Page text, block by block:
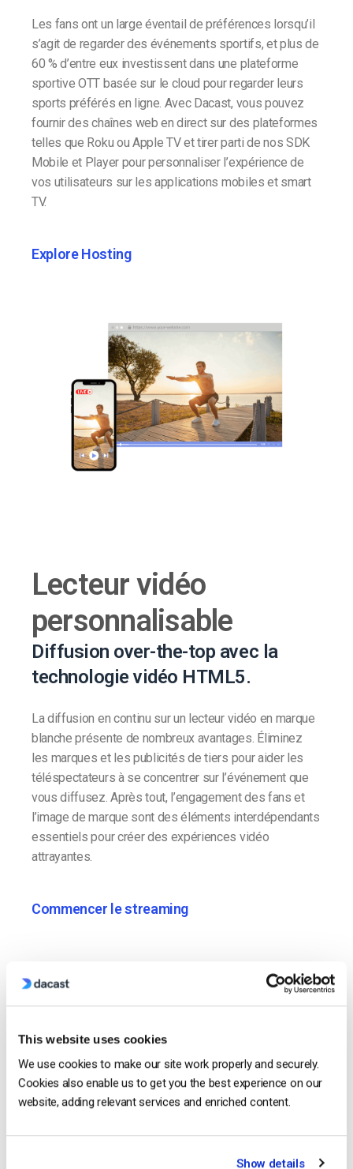
This website uses cookies
We use cookies to make our site work properly and securely.
Cookies also enable us to get you the best experience on our
website, adding relevant services and enriched content.
Show details
Les fans ont un large éventail de préférences lorsqu’il
s’agit de regarder des événements sportifs, et plus de
60 % d’entre eux investissent dans une plateforme
sportive OTT basée sur le cloud pour regarder leurs
sports préférés en ligne. Avec Dacast, vous pouvez
fournir des chaînes web en direct sur des plateformes
telles que Roku ou Apple TV et tirer parti de nos SDK
Mobile et Player pour personnaliser l’expérience de
vos utilisateurs sur les applications mobiles et smart
TV.
Explore Hosting
Lecteur vidéo
personnalisable
Diffusion over-the-top avec la
technologie vidéo HTML5.
La diffusion en continu sur un lecteur vidéo en marque
blanche présente de nombreux avantages. Éliminez
les marques et les publicités de tiers pour aider les
téléspectateurs à se concentrer sur l’événement que
vous diffusez. Après tout, l’engagement des fans et
l’image de marque sont des éléments interdépendants
essentiels pour créer des expériences vidéo
attrayantes.
Commencer le streaming